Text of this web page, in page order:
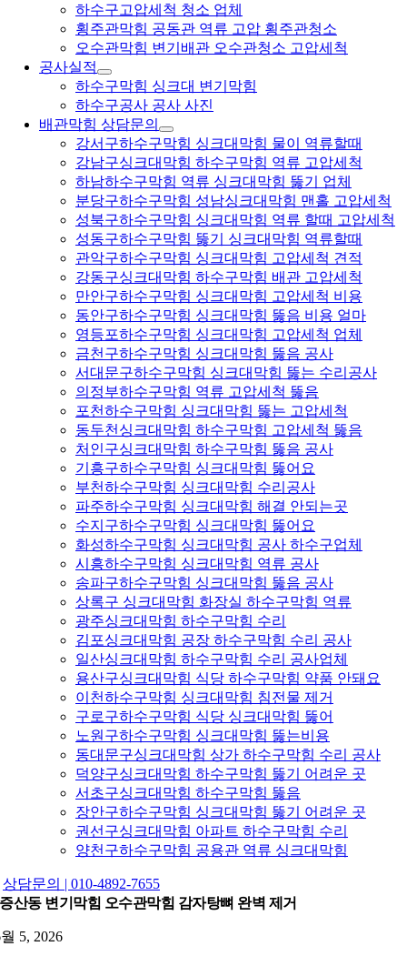
하수구고압세척 청소 업체
횡주관막힘 공동관 역류 고압 횡주관청소
오수관막힘 변기배관 오수관청소 고압세척
공사실적
하수구막힘 싱크대 변기막힘
하수구공사 공사 사진
배관막힘 상담문의
강서구하수구막힘 싱크대막힘 물이 역류할때
강남구싱크대막힘 하수구막힘 역류 고압세척
하남하수구막힘 역류 싱크대막힘 뚫기 업체
분당구하수구막힘 성남싱크대막힘 맨홀 고압세척
성북구하수구막힘 싱크대막힘 역류 할때 고압세척
성동구하수구막힘 뚫기 싱크대막힘 역류할때
관악구하수구막힘 싱크대막힘 고압세척 견적
강동구싱크대막힘 하수구막힘 배관 고압세척
만안구하수구막힘 싱크대막힘 고압세척 비용
동안구하수구막힘 싱크대막힘 뚫음 비용 얼마
영등포하수구막힘 싱크대막힘 고압세척 업체
금천구하수구막힘 싱크대막힘 뚫음 공사
서대문구하수구막힘 싱크대막힘 뚫는 수리공사
의정부하수구막힘 역류 고압세척 뚫음
포천하수구막힘 싱크대막힘 뚫는 고압세척
동두천싱크대막힘 하수구막힘 고압세척 뚫음
처인구싱크대막힘 하수구막힘 뚫음 공사
기흥구하수구막힘 싱크대막힘 뚫어요
부천하수구막힘 싱크대막힘 수리공사
파주하수구막힘 싱크대막힘 해결 안되는곳
수지구하수구막힘 싱크대막힘 뚫어요
화성하수구막힘 싱크대막힘 공사 하수구업체
시흥하수구막힘 싱크대막힘 역류 공사
송파구하수구막힘 싱크대막힘 뚫음 공사
상록구 싱크대막힘 화장실 하수구막힘 역류
광주싱크대막힘 하수구막힘 수리
김포싱크대막힘 공장 하수구막힘 수리 공사
일산싱크대막힘 하수구막힘 수리 공사업체
용산구싱크대막힘 식당 하수구막힘 약품 안돼요
이천하수구막힘 싱크대막힘 침전물 제거
구로구하수구막힘 식당 싱크대막힘 뚫어
노원구하수구막힘 싱크대막힘 뚫는비용
동대문구싱크대막힘 상가 하수구막힘 수리 공사
덕양구싱크대막힘 하수구막힘 뚫기 어려운 곳
서초구싱크대막힘 하수구막힘 뚫음
장안구하수구막힘 싱크대막힘 뚫기 어려운 곳
권선구싱크대막힘 아파트 하수구막힘 수리
양천구하수구막힘 공용관 역류 싱크대막힘
상담문의 | 010-4892-7655
증산동 변기막힘 오수관막힘 감자탕뼈 완벽 제거
5, 2026